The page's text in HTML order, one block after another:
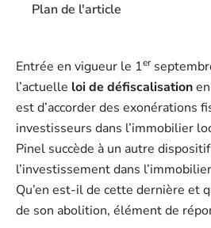
Plan de l'article
Entrée en vigueur le 1er
l’actuelle loi de défiscalisation
est d’accorder des exonérations
investisseurs dans l’immobilier
Pinel succède à un autre
l’investissement dans
Qu’en est-il de cette dernière et
de son abolition, élément de